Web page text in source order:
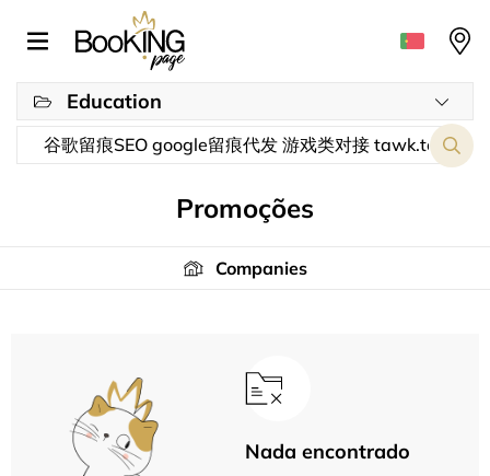
Education
Promoções
Companies
Nada encontrado